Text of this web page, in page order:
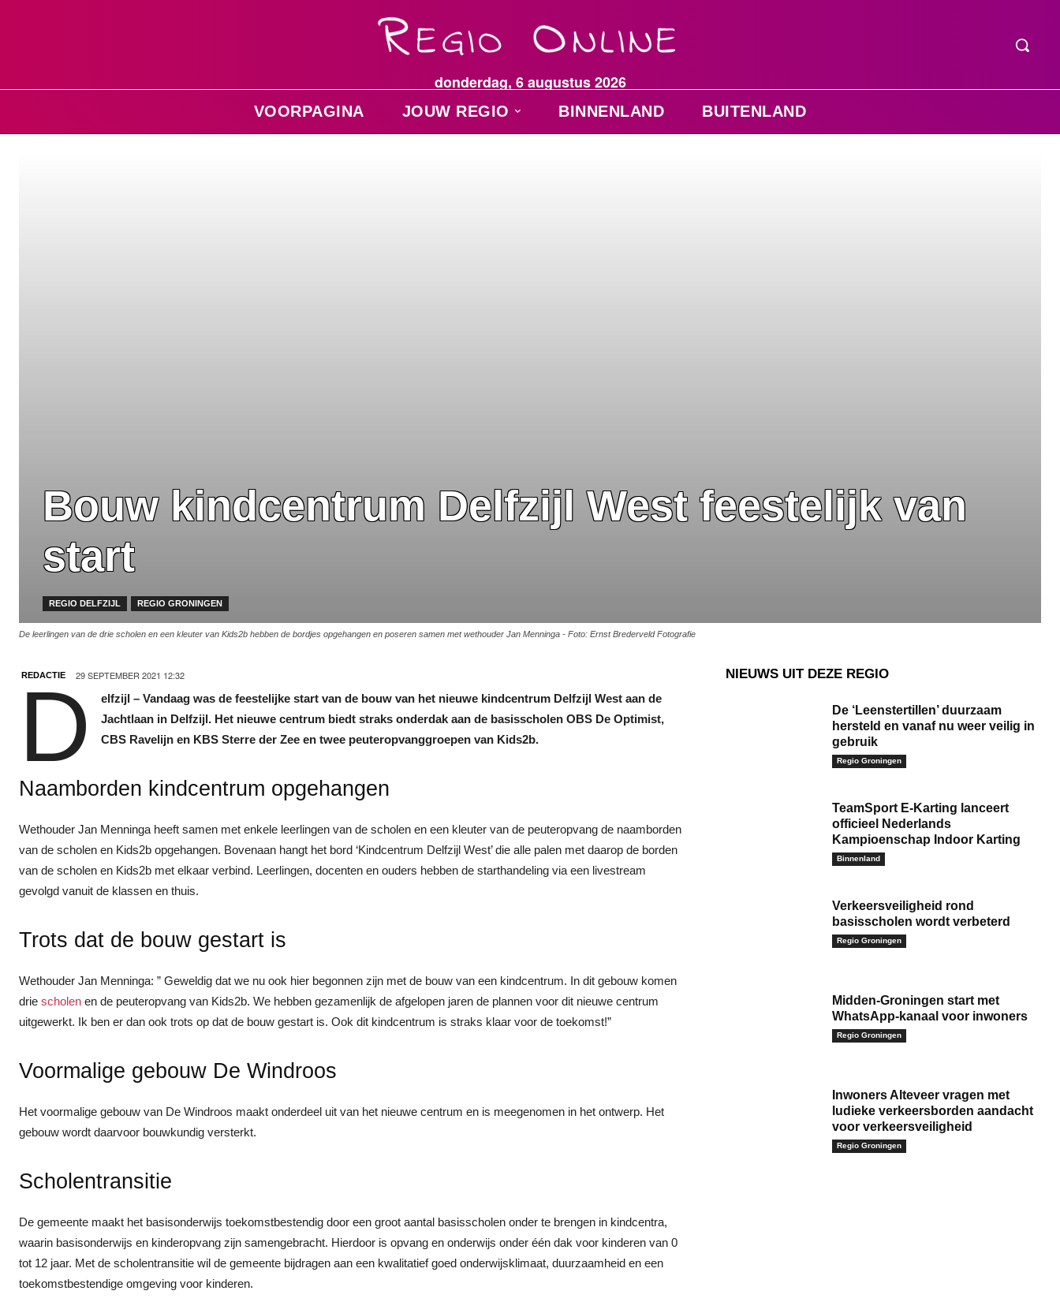
donderdag, 6 augustus 2026
VOORPAGINA JOUW REGIO BINNENLAND BUITENLAND
Bouw kindcentrum Delfzijl West feestelijk van
start
REGIO DELFZIJL REGIO GRONINGEN
De leerlingen van de drie scholen en een kleuter van Kids2b hebben de bordjes opgehangen en poseren samen met wethouder Jan Menninga - Foto: Ernst Brederveld Fotografie
REDACTIE 29 SEPTEMBER 2021 12:32
D
elfzijl – Vandaag was de feestelijke start van de bouw van het nieuwe kindcentrum Delfzijl West aan de
Jachtlaan in Delfzijl. Het nieuwe centrum biedt straks onderdak aan de basisscholen OBS De Optimist,
CBS Ravelijn en KBS Sterre der Zee en twee peuteropvanggroepen van Kids2b.
Naamborden kindcentrum opgehangen
Wethouder Jan Menninga heeft samen met enkele leerlingen van de scholen en een kleuter van de peuteropvang de naamborden
van de scholen en Kids2b opgehangen. Bovenaan hangt het bord ‘Kindcentrum Delfzijl West’ die alle palen met daarop de borden
van de scholen en Kids2b met elkaar verbind. Leerlingen, docenten en ouders hebben de starthandeling via een livestream
gevolgd vanuit de klassen en thuis.
Trots dat de bouw gestart is
Wethouder Jan Menninga: ” Geweldig dat we nu ook hier begonnen zijn met de bouw van een kindcentrum. In dit gebouw komen
drie scholen en de peuteropvang van Kids2b. We hebben gezamenlijk de afgelopen jaren de plannen voor dit nieuwe centrum
uitgewerkt. Ik ben er dan ook trots op dat de bouw gestart is. Ook dit kindcentrum is straks klaar voor de toekomst!”
Voormalige gebouw De Windroos
Het voormalige gebouw van De Windroos maakt onderdeel uit van het nieuwe centrum en is meegenomen in het ontwerp. Het
gebouw wordt daarvoor bouwkundig versterkt.
Scholentransitie
De gemeente maakt het basisonderwijs toekomstbestendig door een groot aantal basisscholen onder te brengen in kindcentra,
waarin basisonderwijs en kinderopvang zijn samengebracht. Hierdoor is opvang en onderwijs onder één dak voor kinderen van 0
tot 12 jaar. Met de scholentransitie wil de gemeente bijdragen aan een kwalitatief goed onderwijsklimaat, duurzaamheid en een
toekomstbestendige omgeving voor kinderen.
NIEUWS UIT DEZE REGIO
De ‘Leenstertillen’ duurzaam
hersteld en vanaf nu weer veilig in
gebruik
Regio Groningen
TeamSport E-Karting lanceert
officieel Nederlands
Kampioenschap Indoor Karting
Binnenland
Verkeersveiligheid rond
basisscholen wordt verbeterd
Regio Groningen
Midden-Groningen start met
WhatsApp-kanaal voor inwoners
Regio Groningen
Inwoners Alteveer vragen met
ludieke verkeersborden aandacht
voor verkeersveiligheid
Regio Groningen